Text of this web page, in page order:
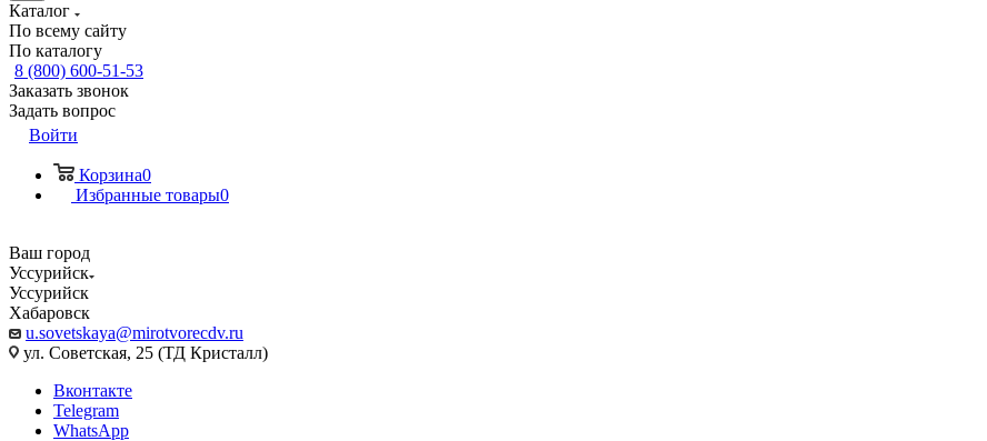
Каталог
По всему сайту
По каталогу
8 (800) 600-51-53
Заказать звонок
Задать вопрос
Войти
Корзина0
Избранные товары0
Ваш город
Уссурийск
Уссурийск
Хабаровск
u.sovetskaya@mirotvorecdv.ru
ул. Советская, 25 (ТД Кристалл)
Вконтакте
Telegram
WhatsApp